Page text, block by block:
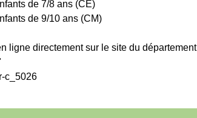
de 7/8 ans (CE)
de 9/10 ans (CM)
ligne directement sur le site du
c_5026